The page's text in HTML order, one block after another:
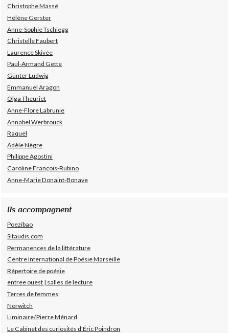
Christophe Massé
Hélène Gerster
Anne-Sophie Tschiegg
Christelle Faubert
Laurence Skivée
Paul-Armand Gette
Günter Ludwig
Emmanuel Aragon
Olga Theuriet
Anne-Flore Labrunie
Annabel Werbrouck
Raquel
Adèle Nègre
Philippe Agostini
Caroline François-Rubino
Anne-Marie Donaint-Bonave
Ils accompagnent
Poezibao
Sitaudis.com
Permanences de la littérature
Centre International de Poésie Marseille
Répertoire de poésie
entree ouest | salles de lecture
Terres de femmes
Norwitch
Liminaire/Pierre Ménard
Le Cabinet des curiosités d'Éric Poindron